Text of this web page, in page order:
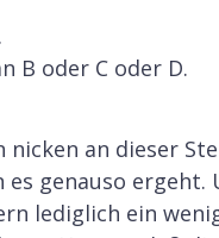
B oder C oder D.
nicken an dieser
es genauso
lediglich ein